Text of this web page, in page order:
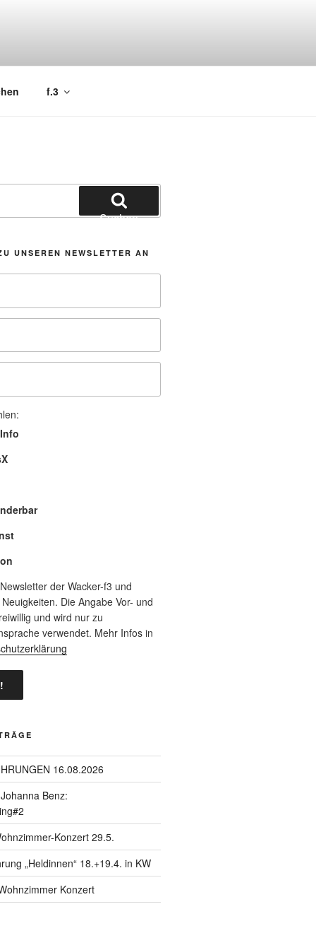
f.3
Suchen
UNSEREN NEWSLETTER AN
der Wacker-f3 und
Die Angabe Vor- und
und wird nur zu
verwendet. Mehr Infos in
16.08.2026
Benz:
Konzert 29.5.
„Heldinnen“ 18.+19.4. in KW
Konzert